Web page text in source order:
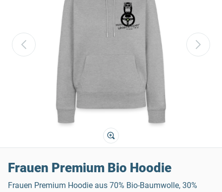
Frauen Premium Bio Hoodie
Frauen Premium Hoodie aus 70% Bio-Baumwolle, 30%